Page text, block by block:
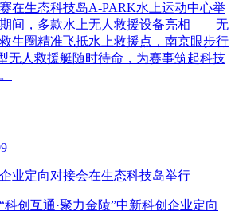
在生态科技岛A-PARK水上运动中心举
间，多款水上无人救援设备亮相——无
生圈精准飞抵水上救援点，南京眼步行
无人救援艇随时待命，为赛事筑起科技
业定向对接会在生态科技岛举行
科创互通·聚力金陵”中新科创企业定向